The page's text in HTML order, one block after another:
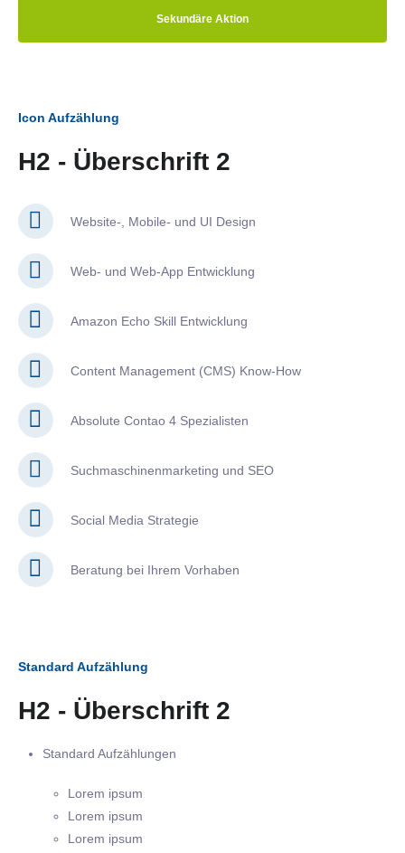
Sekundäre Aktion
Icon Aufzählung
H2 - Überschrift 2
Website-, Mobile- und UI Design
Web- und Web-App Entwicklung
Amazon Echo Skill Entwicklung
Content Management (CMS) Know-How
Absolute Contao 4 Spezialisten
Suchmaschinenmarketing und SEO
Social Media Strategie
Beratung bei Ihrem Vorhaben
Standard Aufzählung
H2 - Überschrift 2
Standard Aufzählungen
Lorem ipsum
Lorem ipsum
Lorem ipsum